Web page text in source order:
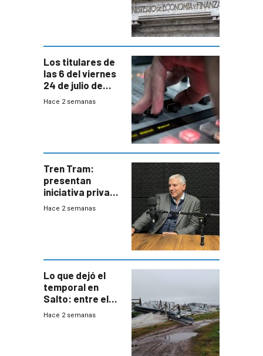
Los titulares de
las 6 del viernes
24 de julio de
2026
Hace 2 semanas
Tren Tram:
presentan
iniciativa privada
para una red de
Hace 2 semanas
Lo que dejó el
temporal en
Salto: entre el
impacto
Hace 2 semanas